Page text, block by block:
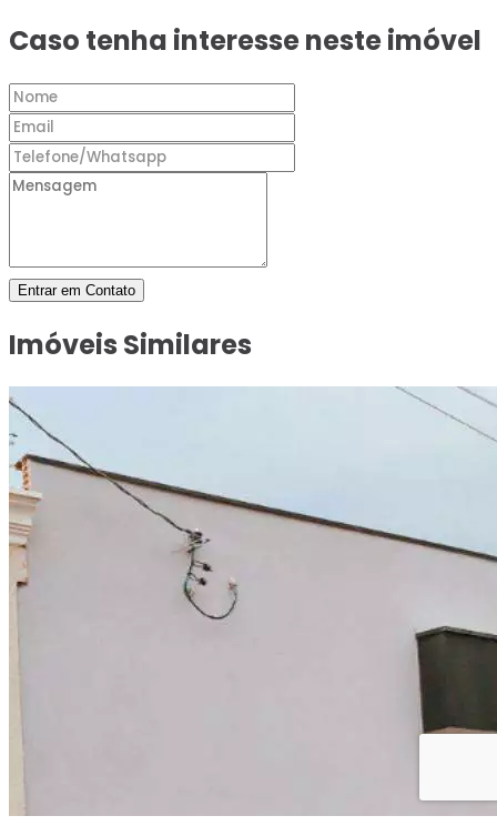
Caso tenha interesse neste imóvel
Entrar em Contato
Imóveis Similares